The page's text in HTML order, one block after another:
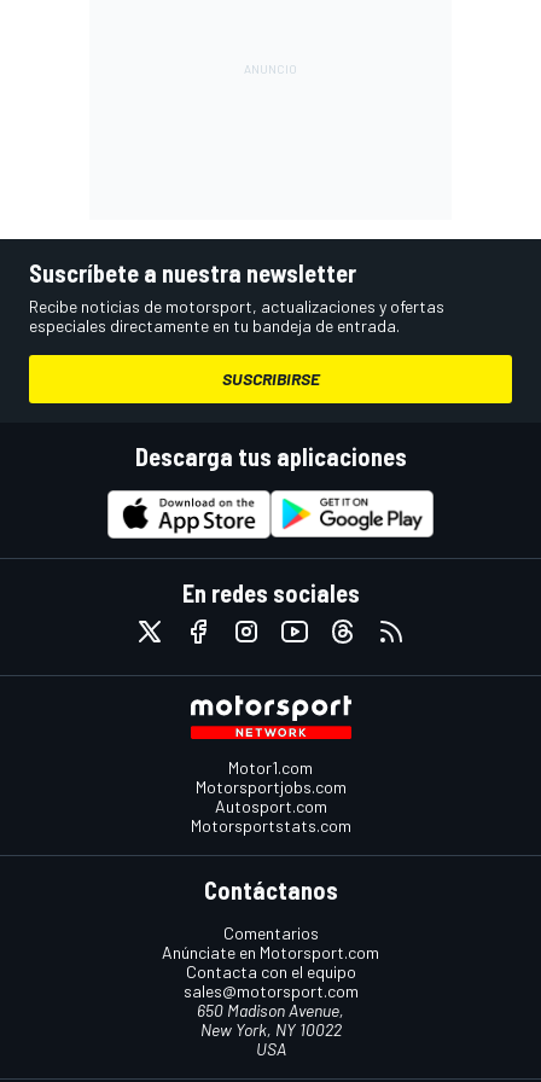
Suscríbete a nuestra newsletter
Recibe noticias de motorsport, actualizaciones y ofertas
especiales directamente en tu bandeja de entrada.
SUSCRIBIRSE
Descarga tus aplicaciones
En redes sociales
Motor1.com
Motorsportjobs.com
Autosport.com
Motorsportstats.com
Contáctanos
Comentarios
Anúnciate en Motorsport.com
Contacta con el equipo
sales@motorsport.com
650 Madison Avenue,
New York, NY 10022
USA